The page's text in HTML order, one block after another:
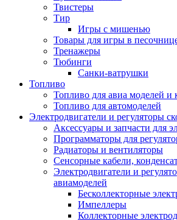
Твистеры
Тир
Игры с мишенью
Товары для игры в
Тренажеры
Тюбинги
Санки-ватрушки
Топливо
Топливо для авиа моделей и
Топливо для автомоделей
Электродвигатели и регуляторы
Аксессуары и запчасти для
Программаторы для
Радиаторы и вентиляторы
Сенсорные кабели,
Электродвигатели и
авиамоделей
Бесколлекторные
Импеллеры
Коллекторные